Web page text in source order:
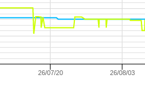
26/07/20 26/08/03